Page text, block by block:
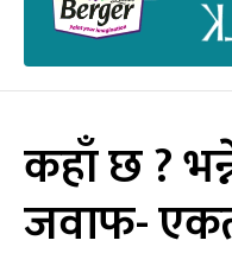
कहाँ छ ?
जवाफ-